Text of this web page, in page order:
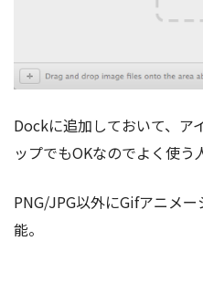
Dockに追加しておいて、ア
ップでもOKなのでよく使う
PNG/JPG以外にGifアニメ
能。